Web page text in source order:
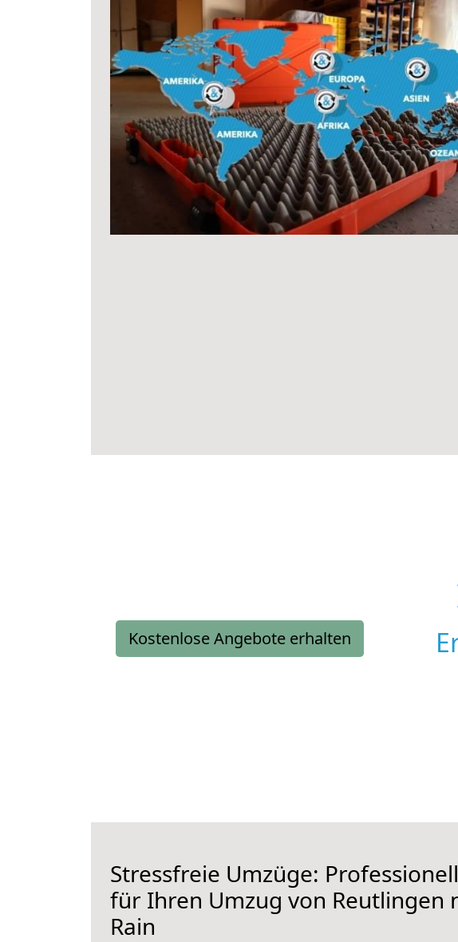
Kostenlose Angebote erhalten
Stressfreie Umzüge:
für Ihren Umzug von Reutlingen
Rain